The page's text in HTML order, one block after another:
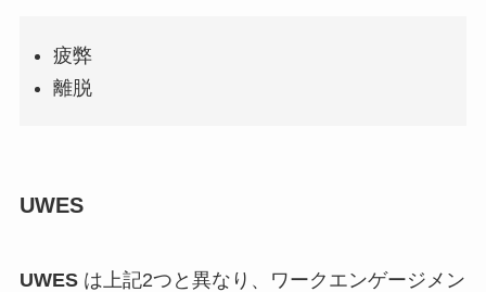
疲弊
離脱
UWES
UWES は上記2つと異なり、ワークエンゲージメン